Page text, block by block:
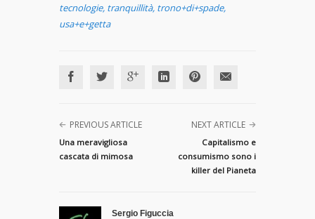
tecnologie, tranquillità, trono+di+spade,
usa+e+getta
PREVIOUS ARTICLE
Una meravigliosa
cascata di mimosa
NEXT ARTICLE
Capitalismo e
consumismo sono i
killer del Pianeta
Sergio Figuccia